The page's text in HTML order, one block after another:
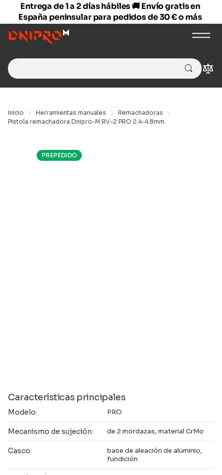
Entrega de 1 a 2 días hábiles 🚚 Envío gratis en
España peninsular para pedidos de 30 € o más
Search
for:
Inicio Herramientas manuales
Remachadoras
Pistola remachadora Dnipro-M RV-2 PRO 2.4-4.8mm
PREPEDIDO
Características principales
Modelo: PRO
Mecanismo de sujeción: de 2 mordazas, material CrMo
Casco:
base de aleación de aluminio,
fundición